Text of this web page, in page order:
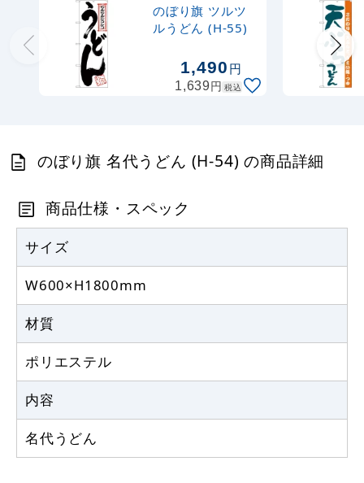
売り切れ中
購入不可
定番のぼり竿 オリジナルのぼりポール
1.6～3m 伸縮式 水色 (30537SBL)
1.6～3m 伸縮式 黒 (30537BLK)
403円 税込
2,320円 税抜
のぼり旗 ツルツ
ルうどん (H-55)
1,490円
1,639円 税込
のぼり旗 名代うどん (H-54) の商品詳細
商品仕様・スペック
サイズ
W600×H1800mm
材質
ポリエステル
内容
名代うどん